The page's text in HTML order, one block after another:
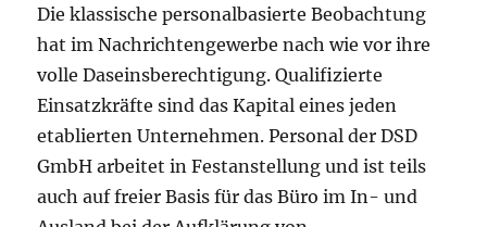
Die klassische personalbasierte Beobachtung
hat im Nachrichtengewerbe nach wie vor ihre
volle Daseinsberechtigung. Qualifizierte
Einsatzkräfte sind das Kapital eines jeden
etablierten Unternehmen. Personal der DSD
GmbH arbeitet in Festanstellung und ist teils
auch auf freier Basis für das Büro im In- und